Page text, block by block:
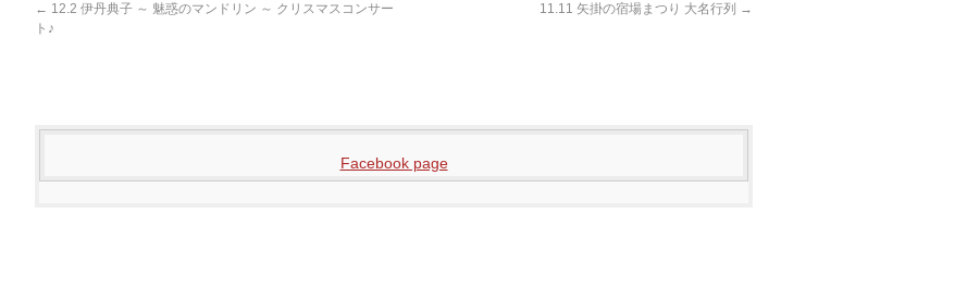
← 12.2 伊丹典子 ～ 魅惑のマンドリン ～ クリスマスコンサー
ト♪
11.11 矢掛の宿場まつり 大名行列 →
Facebook page